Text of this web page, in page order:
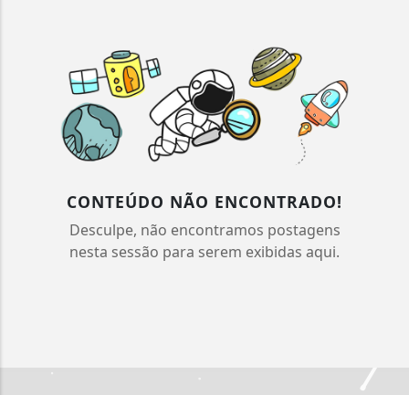
CONTEÚDO NÃO ENCONTRADO!
Desculpe, não encontramos postagens
nesta sessão para serem exibidas aqui.